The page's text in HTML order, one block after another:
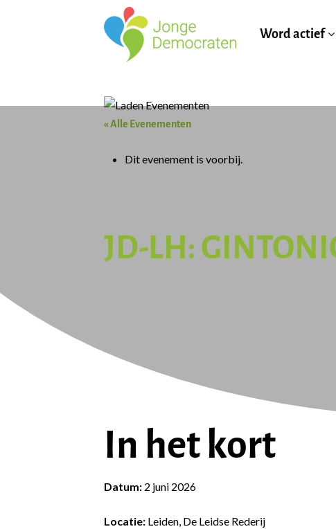
Word actief
« Alle Evenementen
Dit evenement is voorbij.
JD-LH:
In het kort
Datum:2 juni 2026
Locatie:Leiden, De Leidse Rederij